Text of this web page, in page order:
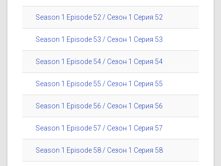
Season 1 Episode 52 / Сезон 1 Серия 52
Season 1 Episode 53 / Сезон 1 Серия 53
Season 1 Episode 54 / Сезон 1 Серия 54
Season 1 Episode 55 / Сезон 1 Серия 55
Season 1 Episode 56 / Сезон 1 Серия 56
Season 1 Episode 57 / Сезон 1 Серия 57
Season 1 Episode 58 / Сезон 1 Серия 58